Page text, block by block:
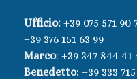
Ufficio: +39 075 571 90
+39 376 151 63 99
Marco: +39 347 844 41
Benedetto: +39 333